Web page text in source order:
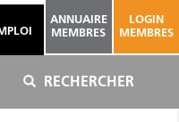
ANNUAIRE
MEMBRES
LOGIN
MEMBRES
RECHERCHER